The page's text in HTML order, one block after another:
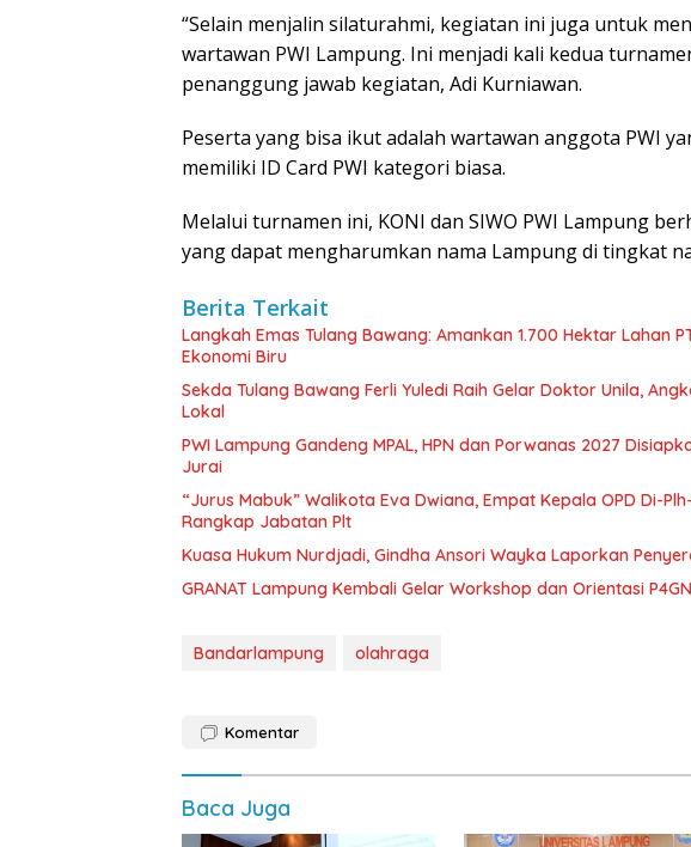
“Selain menjalin silaturahmi, kegiatan ini juga untuk
wartawan PWI Lampung. Ini menjadi kali kedua
penanggung jawab kegiatan, Adi Kurniawan.
Peserta yang bisa ikut adalah wartawan anggota PWI
memiliki ID Card PWI kategori biasa.
Melalui turnamen ini, KONI dan SIWO PWI Lampung
yang dapat mengharumkan nama Lampung di tingkat
Berita Terkait
Langkah Emas Tulang Bawang: Amankan 1.700 Hektar Lahan
Ekonomi Biru
Sekda Tulang Bawang Ferli Yuledi Raih Gelar Doktor Unila,
Lokal
PWI Lampung Gandeng MPAL, HPN dan Porwanas 2027
Jurai
“Jurus Mabuk” Walikota Eva Dwiana, Empat Kepala OPD Di-
Rangkap Jabatan Plt
Kuasa Hukum Nurdjadi, Gindha Ansori Wayka Laporkan
GRANAT Lampung Kembali Gelar Workshop dan Orientasi P4GN
Bandarlampung olahraga
Komentar
Baca Juga